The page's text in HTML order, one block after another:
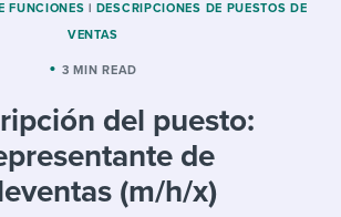
Topics
I NEED HELP WITH...
Templates & Guides
I’m a jobseeker
FUNCIONES | DESCRIPCIONES DE PUESTOS DE
VENTAS
3 MIN READ
del puesto:
de
(m/h/x)